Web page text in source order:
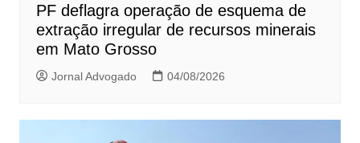
PF deflagra operação de esquema de
extração irregular de recursos minerais
em Mato Grosso
Jornal Advogado 04/08/2026